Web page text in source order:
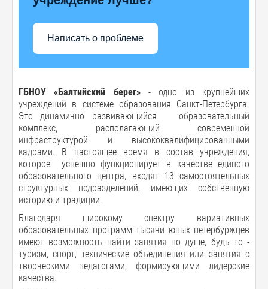
Написать о проблеме
ГБНОУ «Балтийский берег»- одно из крупнейших
учреждений в системе образования Санкт-Петербурга.
Это динамично развивающийся образовательный
комплекс, располагающий современной
инфраструктурой и высококвалифицированными
кадрами. В настоящее время в состав учреждения,
которое успешно функционирует в качестве единого
образовательного центра, входят 13 самостоятельных
структурных подразделений, имеющих собственную
историю и традиции.
Благодаря широкому спектру вариативных
образовательных программ тысячи юных петербуржцев
имеют возможность найти занятия по душе, будь то -
туризм, спорт, технические объединения или занятия с
творческими педагогами, формирующими лидерские
качества.